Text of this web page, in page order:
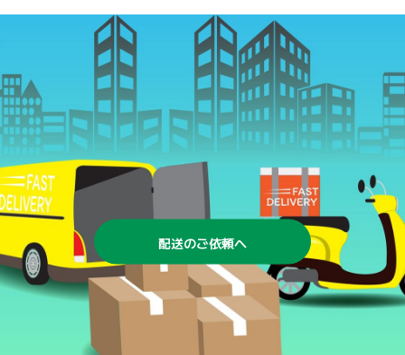
配送のご依頼へ